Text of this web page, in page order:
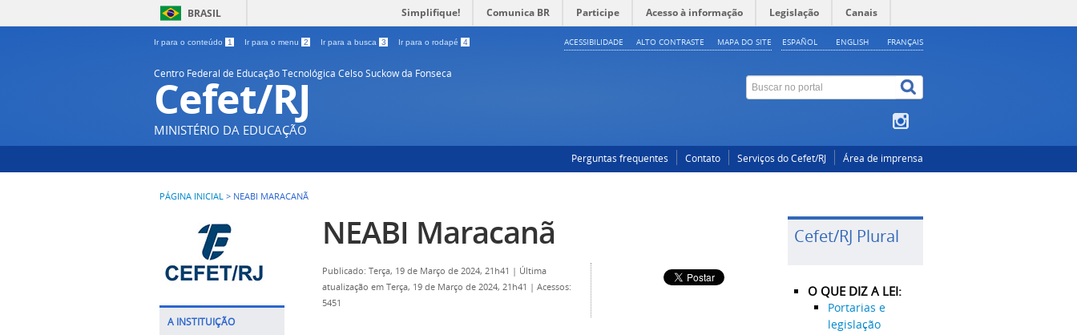
BRASIL Simplifique! Comunica BR Participe Acesso à informação Legislação Canais
Ir para o conteúdo 1 Ir para o menu 2 Ir para a busca 3 Ir para o rodapé 4 ESPAÑOL ENGLISH FRANÇAIS
ACESSIBILIDADE ALTO CONTRASTE MAPA DO SITE
Centro Federal de Educação Tecnológica Celso Suckow da Fonseca
Cefet/RJ
MINISTÉRIO DA EDUCAÇÃO
Perguntas frequentes Contato Serviços do Cefet/RJ Área de imprensa
PÁGINA INICIAL > NEABI MARACANÃ
A INSTITUIÇÃO
NEABI Maracanã
Publicado: Terça, 19 de Março de 2024, 21h41 | Última
atualização em Terça, 19 de Março de 2024, 21h41 | Acessos:
5451
Cefet/RJ Plural
O QUE DIZ A LEI:
Portarias e
legislação